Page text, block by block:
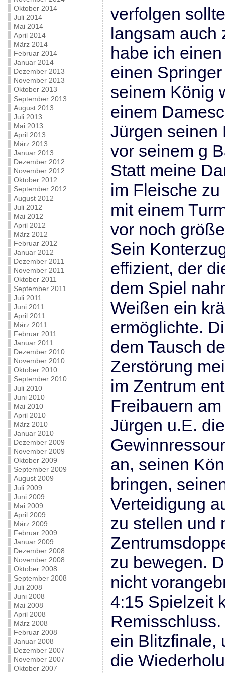
Oktober 2014
Juli 2014
Mai 2014
April 2014
März 2014
Februar 2014
Januar 2014
Dezember 2013
November 2013
Oktober 2013
September 2013
August 2013
Juli 2013
Mai 2013
April 2013
März 2013
Januar 2013
Dezember 2012
November 2012
Oktober 2012
September 2012
August 2012
Juli 2012
Mai 2012
April 2012
März 2012
Februar 2012
Januar 2012
Dezember 2011
November 2011
Oktober 2011
September 2011
Juli 2011
Juni 2011
April 2011
März 2011
Februar 2011
Januar 2011
Dezember 2010
November 2010
Oktober 2010
September 2010
Juli 2010
Juni 2010
Mai 2010
April 2010
März 2010
Januar 2010
Dezember 2009
November 2009
Oktober 2009
September 2009
August 2009
Juli 2009
Juni 2009
Mai 2009
April 2009
März 2009
Februar 2009
Januar 2009
Dezember 2008
November 2008
Oktober 2008
September 2008
Juli 2008
Juni 2008
Mai 2008
April 2008
März 2008
Februar 2008
Januar 2008
Dezember 2007
November 2007
Oktober 2007
verfolgen
langsam auch
habe ich
einen
seinem König
einem
Jürgen seinen
vor seinem g
Statt meine
im Fleische
mit einem
vor noch
Sein
effizient, der
dem Spiel
Weißen ein
ermöglichte.
dem Tausch
Zerstörung
im Zentrum
Freibauern
Jürgen u.E.
an, seinen
bringen,
Verteidigung
zu stellen und
zu bewegen.
nicht
4:15 Spielzeit
ein Blitzfinale,
die